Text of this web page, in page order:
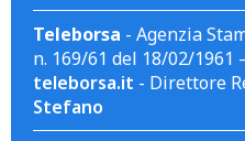
Teleborsa - Agenzia
n. 169/61 del 18/02/1961
teleborsa.it - Direttore
Stefano